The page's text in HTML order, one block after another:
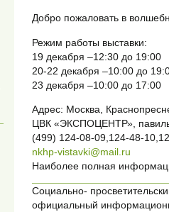
Добро пожаловать в
Режим работы выставки:
19 декабря –12:30 до 19:00
20-22 декабря –10:00 до
23 декабря –10:00 до 17:00
Адрес: Москва,
ЦВК «ЭКСПОЦЕНТР»,
(499) 124-08-09,124-48-
nkhp-vistavki@mail.ru
Наиболее полная
Социально-
официальный